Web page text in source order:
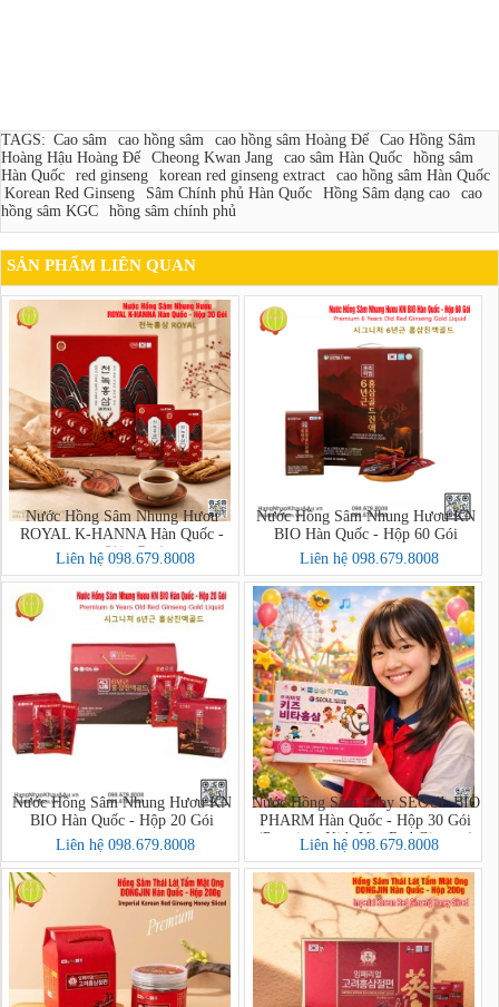
TAGS: Cao sâm cao hồng sâm cao hồng sâm Hoàng Đế
Cao Hồng Sâm
Hoàng Hậu Hoàng Đế
Cheong Kwan Jang cao sâm Hàn Quốc
hồng sâm
Hàn Quốc
red ginseng korean red ginseng extract
cao hồng sâm Hàn Quốc
Korean Red Ginseng
Sâm Chính phủ Hàn Quốc Hồng Sâm dạng cao
cao
hồng sâm KGC
hồng sâm chính phủ
SẢN PHẨM LIÊN QUAN
Nước Hồng Sâm Nhung Hươu
ROYAL K-HANNA Hàn Quốc -
Hộp 30 Gói (천녹홍삼 ROYAL)
Liên hệ 098.679.8008
Nước Hồng Sâm Nhung Hươu KN
BIO Hàn Quốc - Hộp 60 Gói
Liên hệ 098.679.8008
Nước Hồng Sâm Nhung Hươu KN
BIO Hàn Quốc - Hộp 20 Gói
Liên hệ 098.679.8008
Nước Hồng Sâm Baby SEOUL BIO
PHARM Hàn Quốc - Hộp 30 Gói
(Premium Kids Vita Red Ginseng)
Liên hệ 098.679.8008